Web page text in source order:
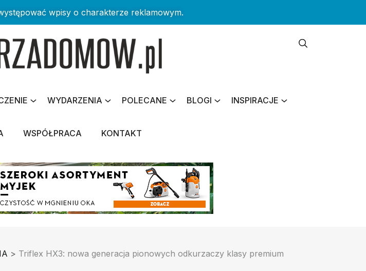
wpisy o charakterze reklamowym.
WYDARZENIA POLECANE BLOGI INSPIRACJE
WSPÓŁPRACA KONTAKT
> Triflex HX3: nowa generacja pionowych odkurzaczy klasy premium